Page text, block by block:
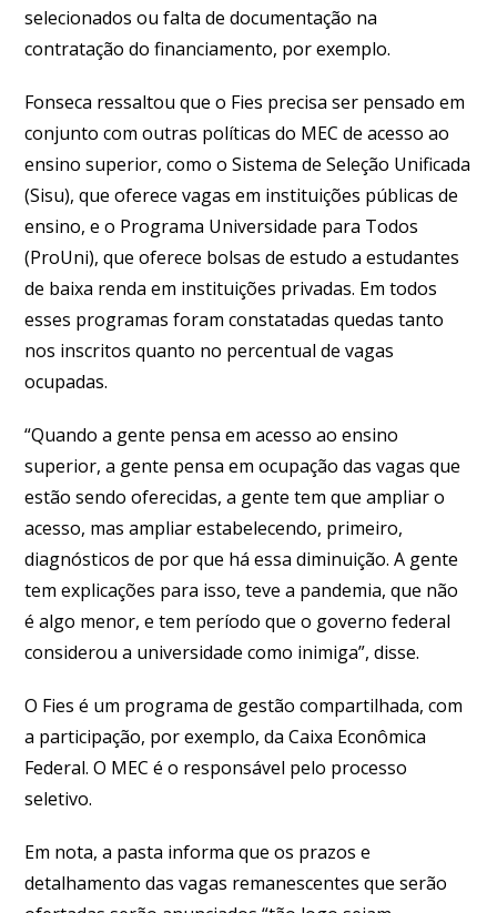
selecionados ou falta de documentação na
contratação do financiamento, por exemplo.
Fonseca ressaltou que o Fies precisa ser pensado em
conjunto com outras políticas do MEC de acesso ao
ensino superior, como o Sistema de Seleção Unificada
(Sisu), que oferece vagas em instituições públicas de
ensino, e o Programa Universidade para Todos
(ProUni), que oferece bolsas de estudo a estudantes
de baixa renda em instituições privadas. Em todos
esses programas foram constatadas quedas tanto
nos inscritos quanto no percentual de vagas
ocupadas.
“Quando a gente pensa em acesso ao ensino
superior, a gente pensa em ocupação das vagas que
estão sendo oferecidas, a gente tem que ampliar o
acesso, mas ampliar estabelecendo, primeiro,
diagnósticos de por que há essa diminuição. A gente
tem explicações para isso, teve a pandemia, que não
é algo menor, e tem período que o governo federal
considerou a universidade como inimiga”, disse.
O Fies é um programa de gestão compartilhada, com
a participação, por exemplo, da Caixa Econômica
Federal. O MEC é o responsável pelo processo
seletivo.
Em nota, a pasta informa que os prazos e
detalhamento das vagas remanescentes que serão